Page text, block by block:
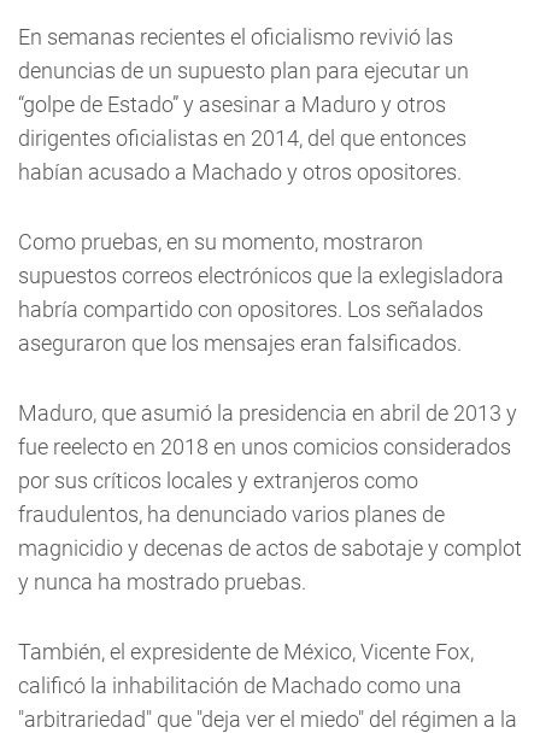
En semanas recientes el oficialismo revivió las
denuncias de un supuesto plan para ejecutar un
“golpe de Estado” y asesinar a Maduro y otros
dirigentes oficialistas en 2014, del que entonces
habían acusado a Machado y otros opositores.
Como pruebas, en su momento, mostraron
supuestos correos electrónicos que la exlegisladora
habría compartido con opositores. Los señalados
aseguraron que los mensajes eran falsificados.
Maduro, que asumió la presidencia en abril de 2013 y
fue reelecto en 2018 en unos comicios considerados
por sus críticos locales y extranjeros como
fraudulentos, ha denunciado varios planes de
magnicidio y decenas de actos de sabotaje y complot
y nunca ha mostrado pruebas.
También, el expresidente de México, Vicente Fox,
calificó la inhabilitación de Machado como una
"arbitrariedad" que "deja ver el miedo" del régimen a la